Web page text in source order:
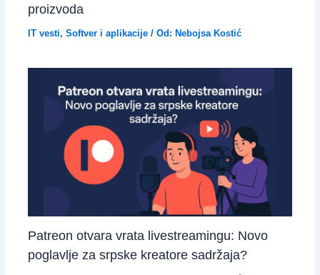
proizvoda
IT vesti, Softver i aplikacije/ Od: Nebojsa Kostić
Patreon otvara vrata livestreamingu: Novo
poglavlje za srpske kreatore sadržaja?